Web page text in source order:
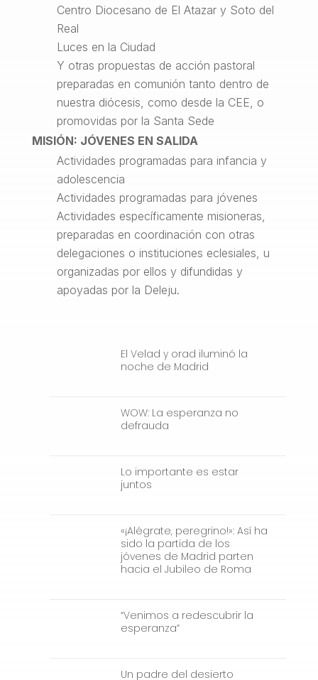
Centro Diocesano de El Atazar y Soto del
Real
Luces en la Ciudad
Y otras propuestas de acción pastoral
preparadas en comunión tanto dentro de
nuestra diócesis, como desde la CEE, o
promovidas por la Santa Sede
MISIÓN: JÓVENES EN SALIDA
Actividades programadas para infancia y
adolescencia
Actividades programadas para jóvenes
Actividades específicamente misioneras,
preparadas en coordinación con otras
delegaciones o instituciones eclesiales, u
organizadas por ellos y difundidas y
apoyadas por la Deleju.
El Velad y orad iluminó la
noche de Madrid
WOW: La esperanza no
defrauda
Lo importante es estar
juntos
«¡Alégrate, peregrino!»: Así ha
sido la partida de los
jóvenes de Madrid parten
hacia el Jubileo de Roma
“Venimos a redescubrir la
esperanza”
Un padre del desierto